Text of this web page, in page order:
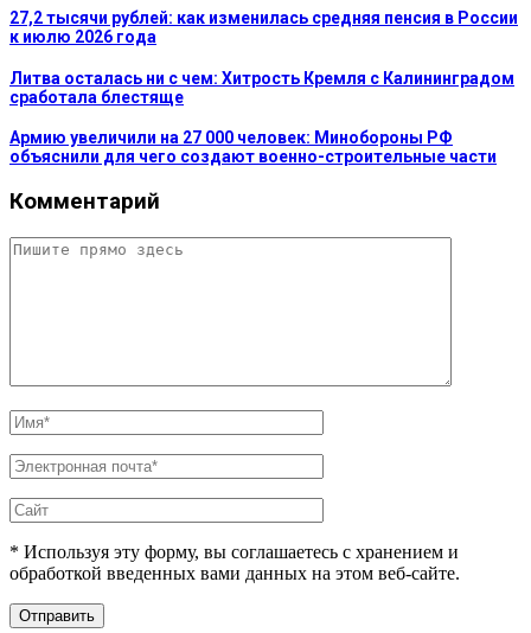
27,2 тысячи рублей: как изменилась средняя пенсия в России
к июлю 2026 года
Литва осталась ни с чем: Хитрость Кремля с Калининградом
сработала блестяще
Армию увеличили на 27 000 человек: Минобороны РФ
объяснили для чего создают военно-строительные части
Комментарий
* Используя эту форму, вы соглашаетесь с хранением и
обработкой введенных вами данных на этом веб-сайте.